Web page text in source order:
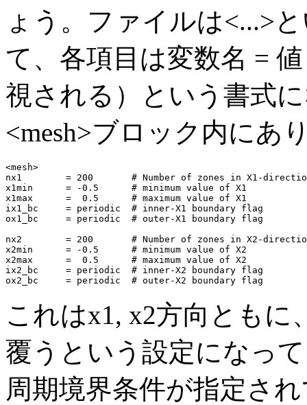
ょう。ファイルは<...>
て、各項目は変数名 =
視される）という書式
<mesh>ブロック内にあ
<mesh>
nx1        = 200       # Number of zones in X1-
x1min      = -0.5      # minimum value of X1
x1max      =  0.5      # maximum value of X1
ix1_bc     = periodic  # inner-X1 boundary flag
ox1_bc     = periodic  # outer-X1 boundary flag
nx2        = 200       # Number of zones in X2-
x2min      = -0.5      # minimum value of X2
x2max      =  0.5      # maximum value of X2
ix2_bc     = periodic  # inner-X2 boundary flag
これはx1, x2方向ともに
覆うという設定になっ
周期境界条件が指定さ